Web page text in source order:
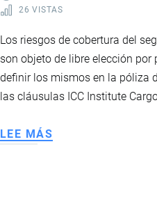
26 VISTAS
Los riesgos de cobertura del
son objeto de libre elección por
definir los mismos en la póliza
las cláusulas ICC Institute
LEE MÁS